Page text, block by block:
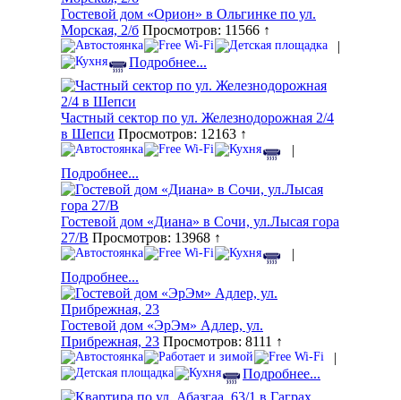
Гостевой дом «Орион» в Ольгинке по ул.
Морская, 2/б Просмотров: 11566 ↑
|
Подробнее...
Частный сектор по ул. Железнодорожная 2/4
в Шепси Просмотров: 12163 ↑
|
Подробнее...
Гостевой дом «Диана» в Сочи, ул.Лысая гора
27/В Просмотров: 13968 ↑
|
Подробнее...
Гостевой дом «ЭрЭм» Адлер, ул.
Прибрежная, 23 Просмотров: 8111 ↑
|
Подробнее...